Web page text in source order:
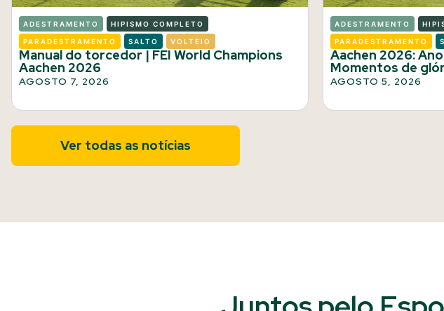
ADESTRAMENTO HIPISMO COMPLETO
PARADESTRAMENTO SALTO VOLTEIO
Manual do torcedor | FEI World Champions
Aachen 2026
AGOSTO 7, 2026
ADESTRAMENTO
PARADESTRAMENTO
Aachen 2026:
Momentos de
AGOSTO 5, 2026
Ver todas as notícias